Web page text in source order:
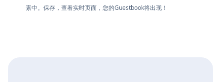
素中。保存，查看实时页面，您的Guestbook将出现！